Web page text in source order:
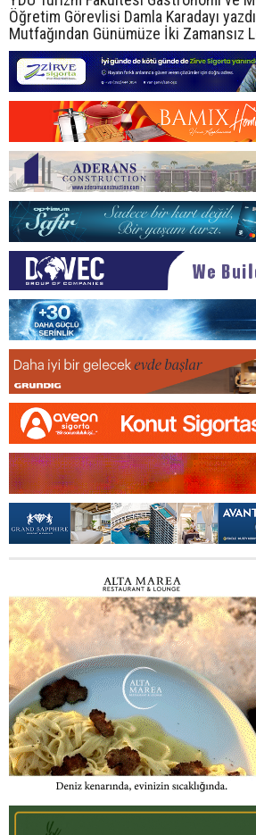
Öğretim Görevlisi Damla Karadayı
Mutfağından Günümüze İki Zamansız